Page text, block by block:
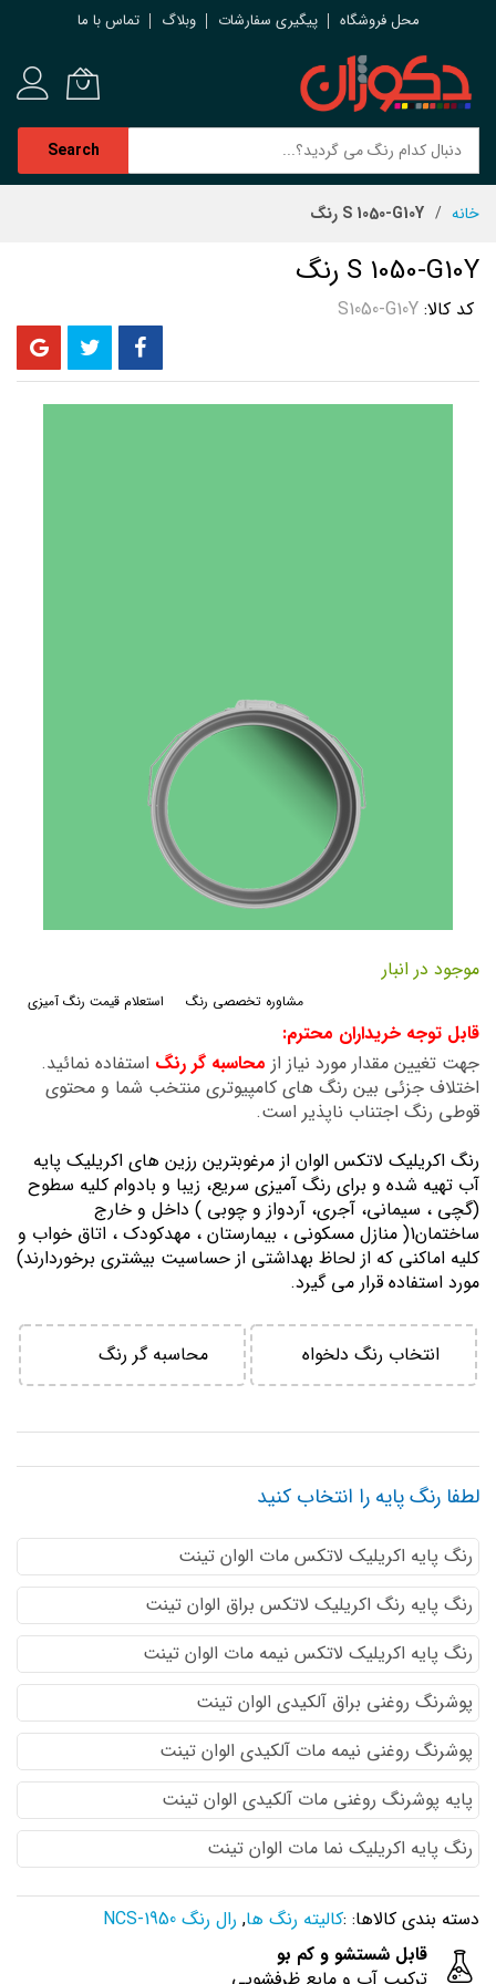
محل فروشگاه پیگیری سفارشات وبلاگ تماس با ما
Search
خانه S 1050-G10Y رنگ
S 1050-G10Y رنگ
کد کالا S1050-G10Y
ابتدای
گالری
موجود در انبار
استعلام قیمت رنگ آمیزی مشاوره تخصصی رنگ
قابل توجه خریداران محترم:
جهت تغیین مقدار مورد نیاز از محاسبه گر رنگ استفاده نمائید.
اختلاف جزئی بین رنگ های کامپیوتری منتخب شما و محتوی
قوطی رنگ اجتناب ناپذیر است.
رنگ اكريليك لاتكس الوان از مرغوبترين رزين هاي اكريليك پايه
آب تهيه شده و برای رنگ آمیزی سریع، زیبا و بادوام کلیه سطوح
(گچی ، سیمانی، آجری، آردواز و چوبی ) داخل و خارج
ساختمان1( منازل مسكوني ، بيمارستان ، مهدكودك ، اتاق خواب و
كليه اماكني كه از لحاظ بهداشتي از حساسيت بيشتري برخوردارند)
مورد استفاده قرار می گیرد.
انتخاب رنگ دلخواه محاسبه گر رنگ
لطفا رنگ پایه را انتخاب کنید
رنگ پایه اكريليك لاتكس مات الوان تینت
رنگ پایه رنگ اكريليك لاتكس براق الوان تینت
رنگ پایه اكريليك لاتكس نيمه مات الوان تینت
پوشرنگ روغنی براق آلکیدی الوان تینت
پوشرنگ روغنی نیمه مات آلکیدی الوان تینت
پایه پوشرنگ روغنی مات آلکیدی الوان تینت
رنگ پایه اکریلیک نما مات الوان تینت
دسته بندی کالاها: :کالیته رنگ ها, رال رنگ NCS-1950
قابل شستشو و کم بو